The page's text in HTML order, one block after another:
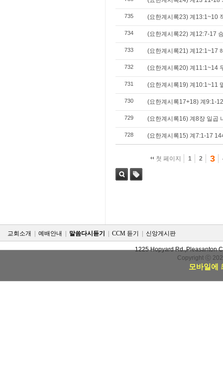
735 (요한계시록23) 계13:1~10
734 (요한계시록22) 계12:7-17
733 (요한계시록21) 계12:1~17
732 (요한계시록20) 계11:1~14
731 (요한계시록19) 계10:1~11
730 (요한계시록17+18) 계9:1-
729 (요한계시록16) 계8장 일곱
728 (요한계시록15) 계7:1-17
첫 페이지 1 2 3
교회소개 예배안내 말씀다시듣기 CCM 듣기 신앙게시판
1225 Hopyard Rd.,Pleasanton
Copyright ⓒ
모바일에